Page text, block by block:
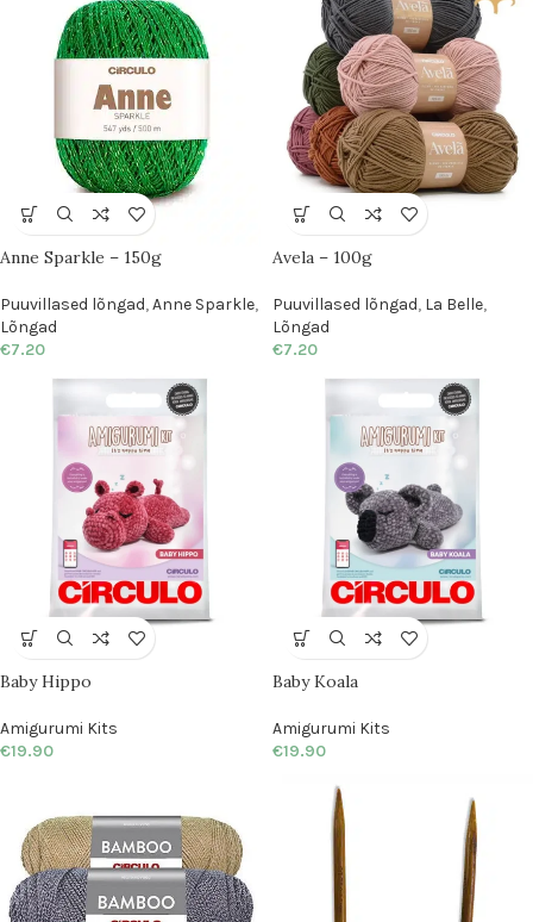
Anne Sparkle – 150g
Puuvillased lõngad,Anne Sparkle,
Lõngad
€7.20
Avela – 100g
Puuvillased lõngad, La Belle,
Lõngad
€7.20
Baby Hippo
Amigurumi Kits
€19.90
Baby Koala
Amigurumi Kits
€19.90